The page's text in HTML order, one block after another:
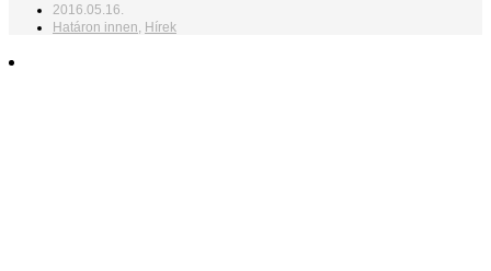
2016.05.16.
Határon innen, Hírek